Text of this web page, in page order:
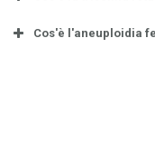
Cos'è l'aneuploidia